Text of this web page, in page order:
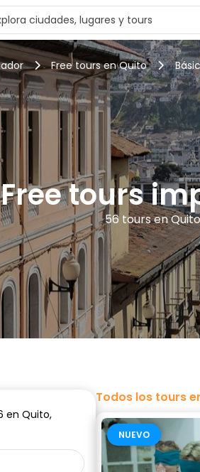
Free tours en Quito
Free tours
56 tours en
en Quito,
Todos los tours
NUEVO